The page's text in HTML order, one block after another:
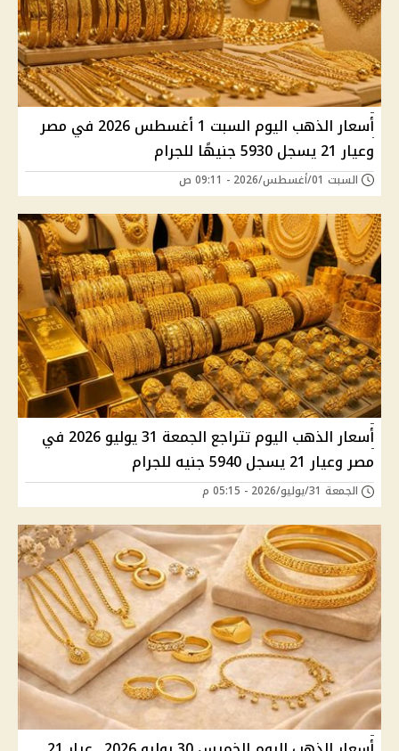
أسعار الذهب اليوم السبت 1 أغسطس 2026 في مصر
وعيار 21 يسجل 5930 جنيهًا للجرام
السبت 01/أغسطس/2026 - 09:11 ص
أسعار الذهب اليوم تتراجع الجمعة 31 يوليو 2026 في
مصر وعيار 21 يسجل 5940 جنيه للجرام
الجمعة 31/يوليو/2026 - 05:15 م